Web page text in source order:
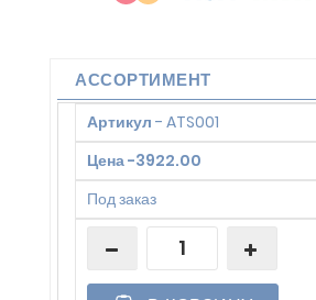
АССОРТИМЕНТ
Артикул - ATS001
Цена-3922.00
Под заказ